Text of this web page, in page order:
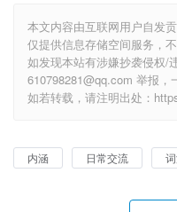
本文内容由互联网用户自发
仅提供信息存储空间服务，
如发现本站有涉嫌抄袭侵权/
610798281@qq.com 举报，
如若转载，请注明出处：
内涵 日常交流